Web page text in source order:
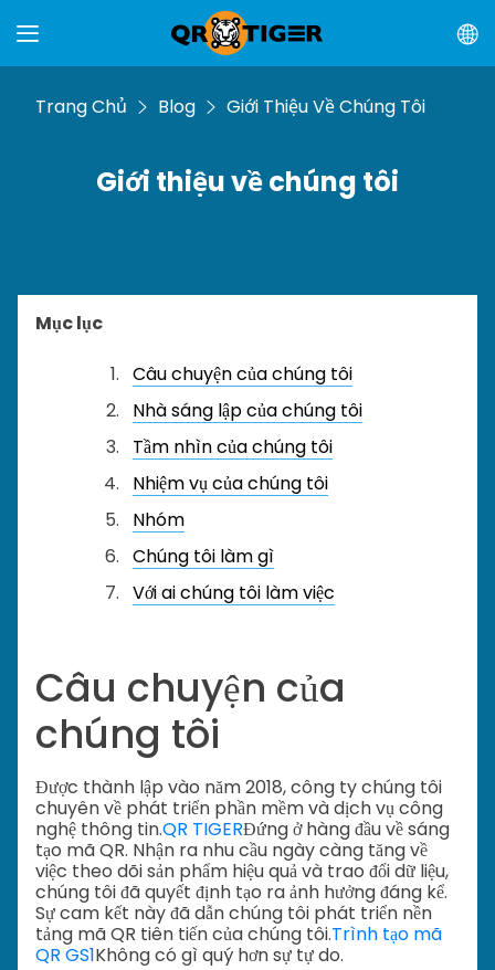
Trang Chủ Blog Giới Thiệu Về Chúng Tôi
Giới thiệu về chúng tôi
Mục lục
Câu chuyện của chúng tôi
Nhà sáng lập của chúng tôi
Tầm nhìn của chúng tôi
Nhiệm vụ của chúng tôi
Nhóm
Chúng tôi làm gì
Với ai chúng tôi làm việc
Câu chuyện của
chúng tôi
Được thành lập vào năm 2018, công ty chúng tôi
chuyên về phát triển phần mềm và dịch vụ công
nghệ thông tin.QR TIGERĐứng ở hàng đầu về sáng
tạo mã QR. Nhận ra nhu cầu ngày càng tăng về
việc theo dõi sản phẩm hiệu quả và trao đổi dữ liệu,
chúng tôi đã quyết định tạo ra ảnh hưởng đáng kể.
Sự cam kết này đã dẫn chúng tôi phát triển nền
tảng mã QR tiên tiến của chúng tôi.Trình tạo mã
QR GS1Không có gì quý hơn sự tự do.